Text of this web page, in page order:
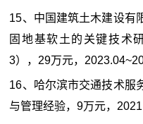
15、中国建筑土木建设有
固地基软土的关键技术
3），29万元，
16、哈尔滨市交通技术服
与管理经验，9万元，